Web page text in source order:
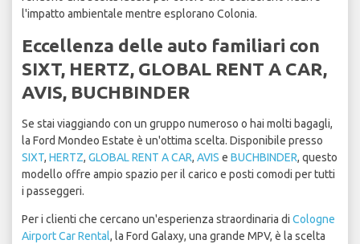
l'impatto ambientale mentre esplorano Colonia.
Eccellenza delle auto familiari con
SIXT, HERTZ, GLOBAL RENT A CAR,
AVIS, BUCHBINDER
Se stai viaggiando con un gruppo numeroso o hai molti bagagli,
la Ford Mondeo Estate è un'ottima scelta. Disponibile presso
SIXT, HERTZ, GLOBAL RENT A CAR, AVIS e BUCHBINDER, questo
modello offre ampio spazio per il carico e posti comodi per tutti
i passeggeri.
Per i clienti che cercano un'esperienza straordinaria di Cologne
Airport Car Rental, la Ford Galaxy, una grande MPV, è la scelta